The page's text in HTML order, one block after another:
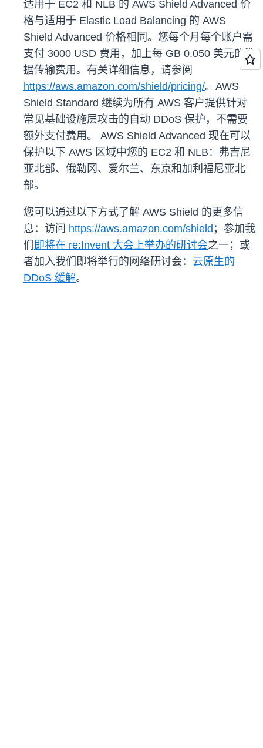
适用于 EC2 和 NLB 的 AWS Shield Advanced 价
格与适用于 Elastic Load Balancing 的 AWS
Shield Advanced 价格相同。您每个月每个账户需
支付 3000 USD 费用，加上每 GB 0.050 美元的数
据传输费用。有关详细信息，请参阅
https://aws.amazon.com/shield/pricing/。AWS
Shield Standard 继续为所有 AWS 客户提供针对
常见基础设施层攻击的自动 DDoS 保护，不需要
额外支付费用。 AWS Shield Advanced 现在可以
保护以下 AWS 区域中您的 EC2 和 NLB：弗吉尼
亚北部、俄勒冈、爱尔兰、东京和加利福尼亚北
部。
您可以通过以下方式了解 AWS Shield 的更多信
息：访问 https://aws.amazon.com/shield ；参加我
们 即将在 re:Invent 大会上举办的研讨会之一；或
者加入我们即将举行的网络研讨会： 云原生的
DDoS 缓解。